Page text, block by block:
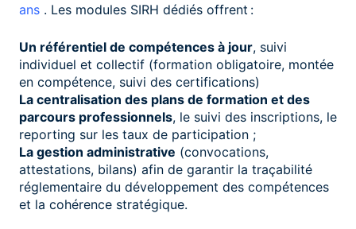
ans . Les modules SIRH dédiés offrent :
Un référentiel de compétences à jour, suivi
individuel et collectif (formation obligatoire, montée
en compétence, suivi des certifications)
La centralisation des plans de formation et des
parcours professionnels, le suivi des inscriptions, le
reporting sur les taux de participation ;
La gestion administrative (convocations,
attestations, bilans) afin de garantir la traçabilité
réglementaire du développement des compétences
et la cohérence stratégique.